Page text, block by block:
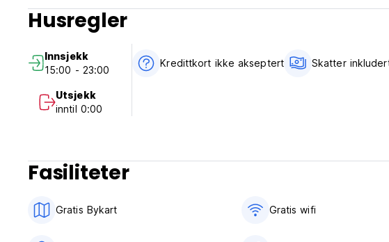
Utsjekking: kl. 12.00
Betalingsmåte ved ankomst: Kun kontant!
Skatter er inkludert.
Resepsjonen er åpen fra 08.00 til 23.30.
Hvis du ankommer utenom denne tiden, vennligst send oss ​​en e-post på
- Legitimasjon kreves ved innsjekking: Kun pass, førerkort eller land-ID-kort
-Vi aksepterer ikke utdrikningslag eller gruppe som kan føre til at andre
translated from original language)
Husregler
Innsjekk
15:00 - 23:00
Utsjekk
inntil 0:00
Kredittkort ikke akseptert Skatter
Fasiliteter
Gratis Bykart Gratis wifi‎